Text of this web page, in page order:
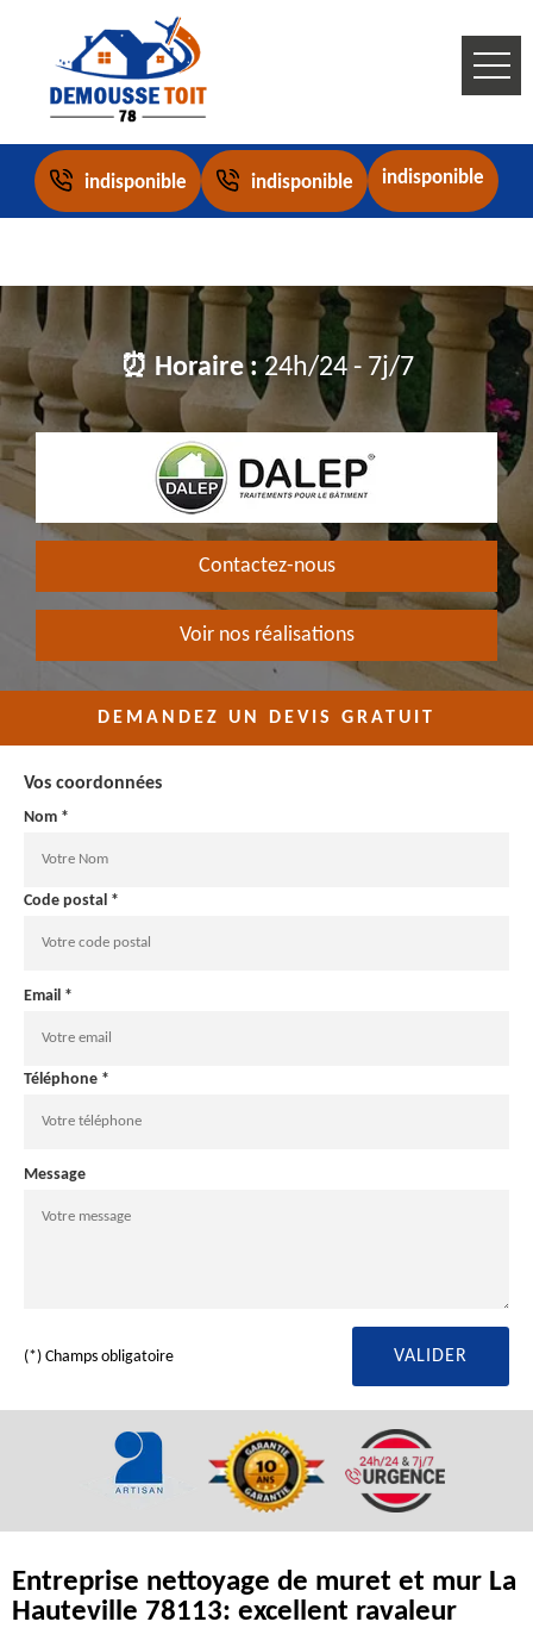
indisponible indisponible indisponible
⏰ Horaire :24h/24 - 7j/7
Contactez-nous
Voir nos réalisations
DEMANDEZ UN DEVIS GRATUIT
Vos coordonnées
Nom *
Code postal *
Email *
Téléphone *
Message
(*) Champs obligatoire
Entreprise nettoyage de muret et mur La
Hauteville 78113: excellent ravaleur